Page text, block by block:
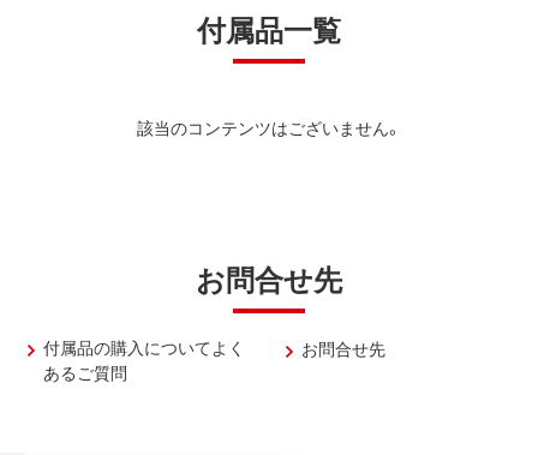
付属品一覧
該当のコンテンツはございません。
お問合せ先
付属品の購入についてよく
あるご質問
お問合せ先